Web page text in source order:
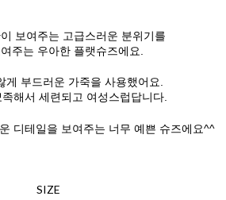
보여주는 고급스러운 분위기를
주는 우아한 플랫슈즈에요.
게 부드러운 가죽을 사용했어요.
해서 세련되고 여성스럽답니다.
디테일을 보여주는 너무 예쁜 슈즈에요^^
SIZE